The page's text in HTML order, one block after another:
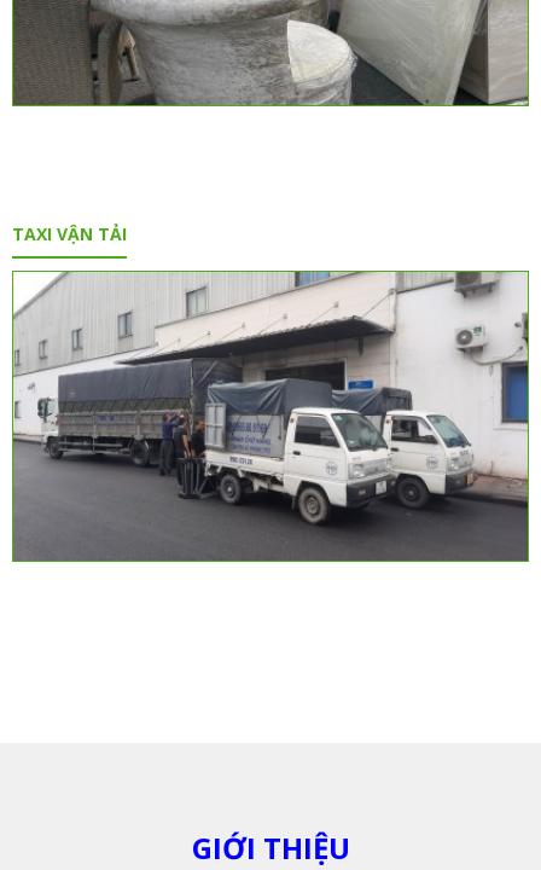
TAXI VẬN TẢI
GIỚI THIỆU